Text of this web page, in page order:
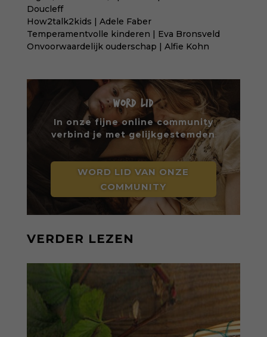
Doucleff
How2talk2kids | Adele Faber
Temperamentvolle kinderen | Eva Bronsveld
Onvoorwaardelijk ouderschap | Alfie Kohn
WORD LID
In onze fijne online community
verbind je met gelijkgestemden
WORD LID VAN ONZE
COMMUNITY
VERDER LEZEN